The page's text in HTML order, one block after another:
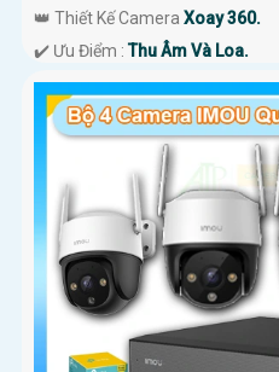
👑 Thiết Kế Camera Xoay 360.
️✔️ Ưu Điểm :Thu Âm Và Loa.